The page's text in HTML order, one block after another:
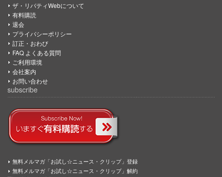
ザ・リバティWebについて
有料購読
退会
プライバシーポリシー
訂正・おわび
FAQ よくある質問
ご利用環境
会社案内
お問い合わせ
subscribe
無料メルマガ「お試し☆ニュース・クリップ」登録
無料メルマガ「お試し☆ニュース・クリップ」解約